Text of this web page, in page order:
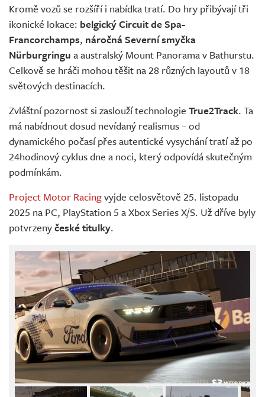
Kromě vozů se rozšíří i nabídka tratí. Do hry přibývají tři
ikonické lokace: belgický Circuit de Spa-
Francorchamps, náročná Severní smyčka
Nürburgringu a australský Mount Panorama v Bathurstu.
Celkově se hráči mohou těšit na 28 různých layoutů v 18
světových destinacích.
Zvláštní pozornost si zaslouží technologie True2Track. Ta
má nabídnout dosud nevídaný realismus – od
dynamického počasí přes autentické vysychání tratí až po
24hodinový cyklus dne a noci, který odpovídá skutečným
podmínkám.
Project Motor Racingvyjde celosvětově 25. listopadu
2025 na PC, PlayStation 5 a Xbox Series X/S. Už dříve byly
potvrzenyčeské titulky.